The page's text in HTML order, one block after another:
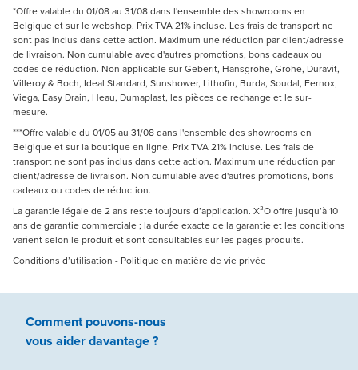
*Offre valable du 01/08 au 31/08 dans l'ensemble des showrooms en
Belgique et sur le webshop. Prix TVA 21% incluse. Les frais de transport ne
sont pas inclus dans cette action. Maximum une réduction par client/adresse
de livraison. Non cumulable avec d'autres promotions, bons cadeaux ou
codes de réduction. Non applicable sur Geberit, Hansgrohe, Grohe, Duravit,
Villeroy & Boch, Ideal Standard, Sunshower, Lithofin, Burda, Soudal, Fernox,
Viega, Easy Drain, Heau, Dumaplast, les pièces de rechange et le sur-
mesure.
***Offre valable du 01/05 au 31/08 dans l'ensemble des showrooms en
Belgique et sur la boutique en ligne. Prix TVA 21% incluse. Les frais de
transport ne sont pas inclus dans cette action. Maximum une réduction par
client/adresse de livraison. Non cumulable avec d'autres promotions, bons
cadeaux ou codes de réduction.
La garantie légale de 2 ans reste toujours d’application. X²O offre jusqu’à 10
ans de garantie commerciale ; la durée exacte de la garantie et les conditions
varient selon le produit et sont consultables sur les pages produits.
Conditions d’utilisation - Politique en matière de vie privée
Comment pouvons-nous
vous aiderdavantage ?